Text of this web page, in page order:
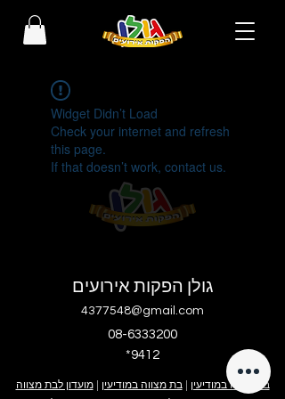
Widget Didn’t Load
Check your internet and refresh
this page.
If that doesn’t work, contact us.
גולן הפקות אירועים
4377548@gmail.com
08-6333200
בר מצווה במודיעין |בת מצווה במודיעין |מועדון לבת מצווה
*9412